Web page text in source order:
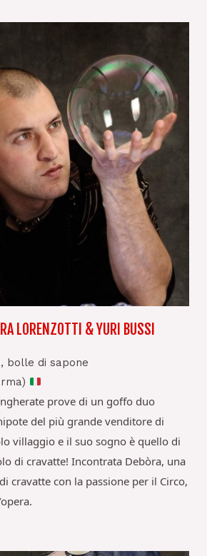
LORENZOTTI & YURI BUSSI
bolle di sapone
prove di un goffo duo
del più grande venditore di
villaggio e il suo sogno è quello di
di cravatte! Incontrata Debòra, una
cravatte con la passione per il Circo,